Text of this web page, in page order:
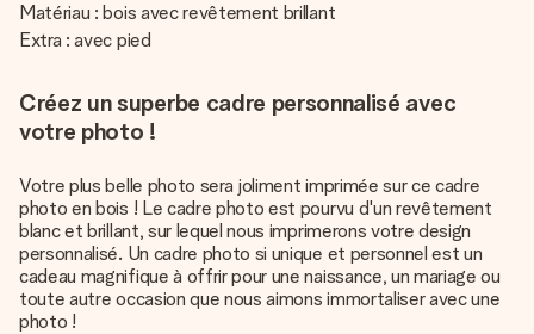
Matériau : bois avec revêtement brillant
Extra : avec pied
Créez un superbe cadre personnalisé avec
votre photo !
Votre plus belle photo sera joliment imprimée sur ce cadre
photo en bois ! Le cadre photo est pourvu d'un revêtement
blanc et brillant, sur lequel nous imprimerons votre design
personnalisé. Un cadre photo si unique et personnel est un
cadeau magnifique à offrir pour une naissance, un mariage ou
toute autre occasion que nous aimons immortaliser avec une
photo !